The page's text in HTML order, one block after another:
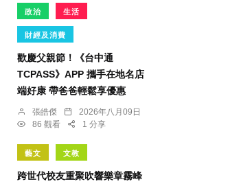
政治 生活
財經及消費
歡慶父親節！《台中通
TCPASS》APP 攜手在地名店
端好康 帶爸爸輕鬆享優惠
張皓傑
2026年八月09日
86 觀看
1 分享
藝文 文教
跨世代校友重聚吹響樂章霧峰